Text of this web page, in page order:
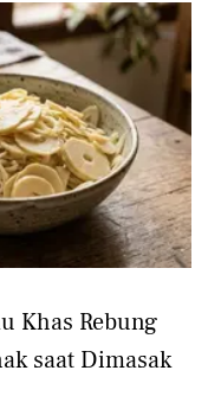
Khas Rebung
saat Dimasak